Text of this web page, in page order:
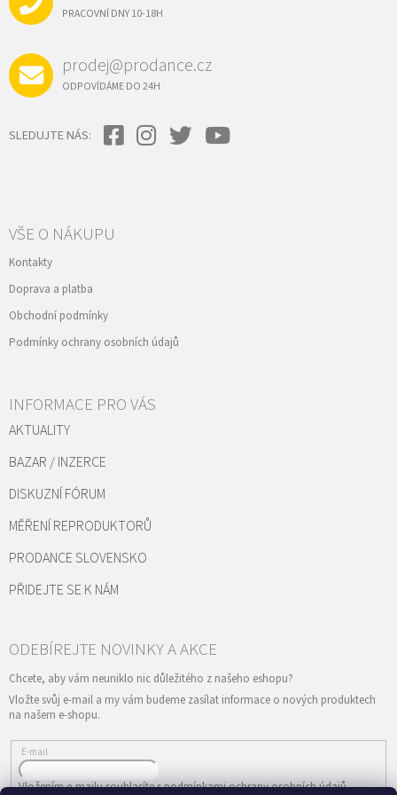
PRACOVNÍ DNY 10-18H
prodej@prodance.cz
ODPOVÍDÁME DO 24H
SLEDUJTE NÁS:
VŠE O NÁKUPU
Kontakty
Doprava a platba
Obchodní podmínky
Podmínky ochrany osobních údajů
INFORMACE PRO VÁS
AKTUALITY
BAZAR / INZERCE
DISKUZNÍ FÓRUM
MĚŘENÍ REPRODUKTORŮ
PRODANCE SLOVENSKO
PŘIDEJTE SE K NÁM
Vložte svůj e-mail a my vám budeme zasílat informace o nových produktech
na našem e-shopu.
E-mail
Vložením e-mailu souhlasíte spodmínkami ochrany osobních údajů